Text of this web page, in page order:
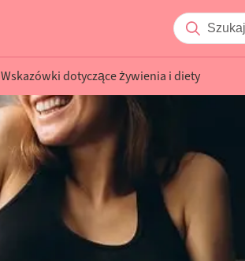
Wskazówki dotyczące żywienia i diety